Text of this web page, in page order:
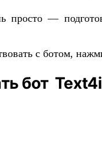
просто —
с ботом,
бот